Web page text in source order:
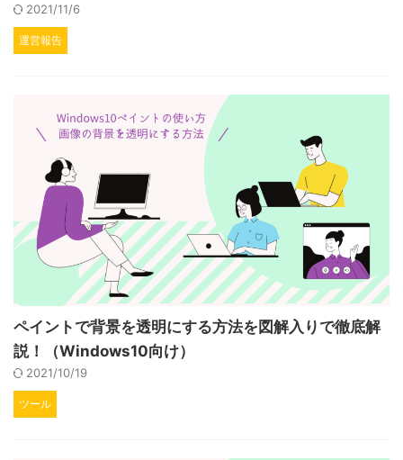
2021/11/6
運営報告
ペイントで背景を透明にする方法を図解入りで徹底解
説！（Windows10向け）
2021/10/19
ツール